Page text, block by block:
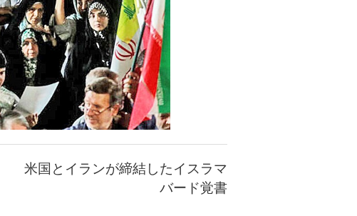
米国とイランが締結したイスラマ
バード覚書